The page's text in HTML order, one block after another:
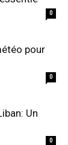
0
pour
0
Un
0